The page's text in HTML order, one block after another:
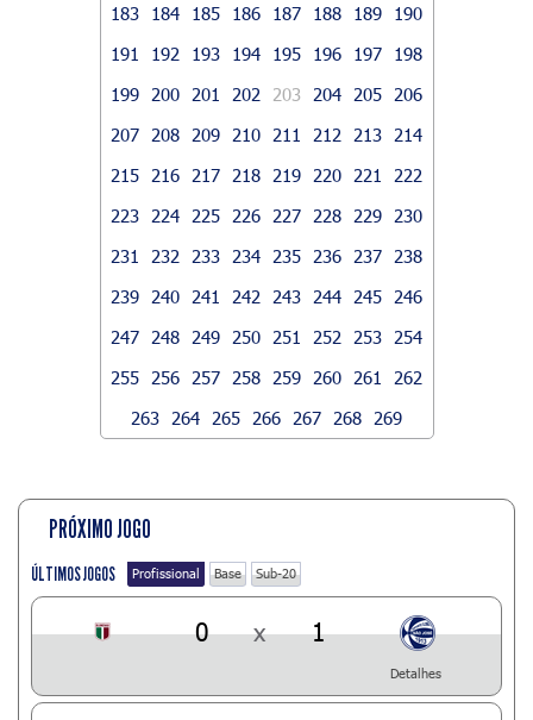
183
184 185 186 187 188 189
190
191
192 193 194 195 196 197
198
199
200 201 202 203 204 205
206
207
208 209 210 211 212 213
214
215
216 217 218 219 220 221
222
223
224 225 226 227 228 229
230
231
232 233 234 235 236 237
238
239
240 241 242 243 244 245
246
247
248 249 250 251 252 253
254
255
256 257 258 259 260 261
262
263
264 265 266 267 268 269
PRÓXIMO JOGO
ÚLTIMOS JOGOS Profissional Base Sub-20
0 x 1
Detalhes